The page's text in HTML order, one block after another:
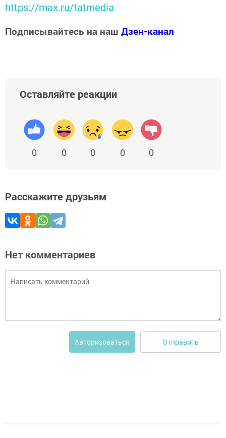
https://max.ru/tatmedia
Подписывайтесь на наш Дзен-канал
Оставляйте реакции
0 0 0 0 0
Расскажите друзьям
Нет комментариев
Авторизоваться Отправить